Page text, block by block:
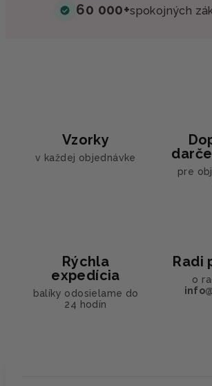
60 000+spokojných
Vzorky
v každej objednávke
pre
Rýchla
expedícia
balíky odosielame do
24 hodín
Radi
o